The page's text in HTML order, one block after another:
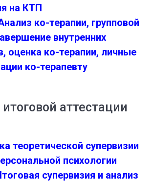
на КТП
ко-терапии, групповой
внутренних
оценка ко-терапии, личные
ко-терапевту
аттестации
теоретической супервизии
психологии
супервизия и анализ